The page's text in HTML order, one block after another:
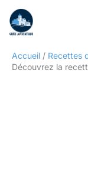
contenu
Accueil
Recettes
Découvrez la
Rechercher